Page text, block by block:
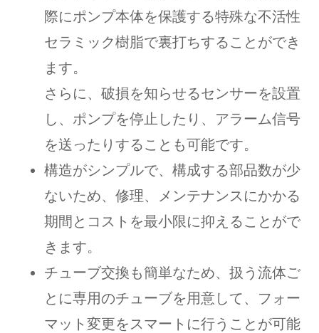
際にポンプ本体を保護する特殊な不活性
セラミック樹脂で裏打ちすることができ
ます。
さらに、破損を知らせるセンサーを設置
し、ポンプを停止したり、アラーム信号
を送ったりすることも可能です。
構造がシンプルで、構成する部品数が少
ないため、修理、メンテナンスにかかる
期間とコストを最小限に抑えることがで
きます。
チューブ交換も簡単なため、扱う流体ご
とに専用のチューブを用意して、フォー
マット変更をスマートに行うことが可能